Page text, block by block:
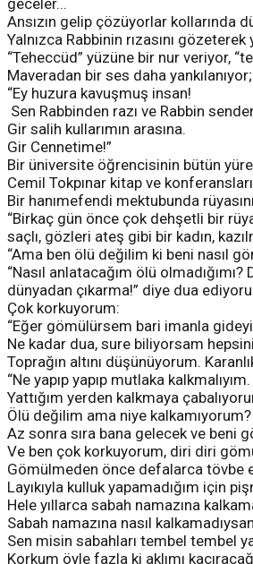
geceler...
Ansızın gelip çözüyorlar kollarında
Yalnızca Rabbinin rızasını
“Teheccüd” yüzüne bir nur veriyor,
Maveradan bir ses daha yankılanıyor;
“Ey huzura kavuşmuş insan!
Sen Rabbinden razı ve Rabbin
Gir salih kullarımın arasına.
Gir Cennetime!”
Bir üniversite öğrencisinin bütün
Cemil Tokpınar kitap ve
Bir hanımefendi mektubunda
“Birkaç gün önce çok dehşetli bir
saçlı, gözleri ateş gibi bir kadın,
“Ama ben ölü değilim ki beni nasıl
“Nasıl anlatacağım ölü
dünyadan çıkarma!” diye dua
Çok korkuyorum:
“Eğer gömülürsem bari imanla
Ne kadar dua, sure biliyorsam
Toprağın altını düşünüyorum.
“Ne yapıp yapıp mutlaka
Yattığım yerden kalkmaya
Ölü değilim ama niye
Az sonra sıra bana gelecek ve beni
Ve ben çok korkuyorum, diri diri
Gömülmeden önce defalarca tövbe
Layıkıyla kulluk yapamadığım için
Hele yıllarca sabah namazına
Sabah namazına nasıl
Sen misin sabahları tembel tembel
Korkum öyle fazla ki aklımı